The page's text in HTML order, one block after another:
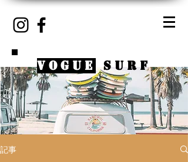
VOGUE SURF
記事